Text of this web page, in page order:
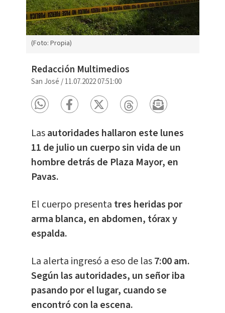
(Foto: Propia)
Redacción Multimedios
San José /11.07.2022 07:51:00
Lasautoridades hallaron este lunes
11 de julio un cuerpo sin vida de un
hombre detrás de Plaza Mayor, en
Pavas.
El cuerpo presenta tres heridas por
arma blanca, en abdomen, tórax y
espalda.
La alerta ingresó a eso de las7:00 am.
Según las autoridades, un señor iba
pasando por el lugar, cuando se
encontró con la escena.